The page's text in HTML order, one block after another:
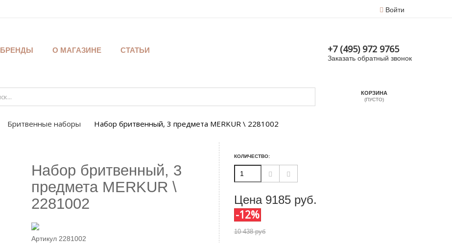
Войти
БРЕНДЫ О МАГАЗИНЕ СТАТЬИ +7 (495) 972 9765
Заказать обратный звонок
КОРЗИНА
(ПУСТО)
Бритвенные наборы Набор бритвенный, 3 предмета MERKUR \ 2281002
Набор бритвенный, 3
предмета MERKUR \
2281002
Артикул 2281002
КОЛИЧЕСТВО:
Цена 9185руб.
-12%
10 438 руб